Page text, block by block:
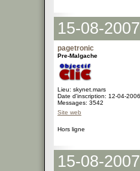
15-08-
pagetronic
Pre-Malgache
Lieu: skynet.mars
Date d'inscription: 12-04-2006
Messages: 3542
Site web
Hors ligne
15-08-